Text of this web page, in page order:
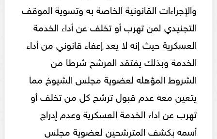
والإجراءات القانونية الخاصة به وتسوية الموقف
التجنيدي لمن تهرب أو تخلف عن أداء الخدمة
العسكرية حيث إنه لا يعد إعفاء قانوني من أداء
الخدمة وبذلك يفتقد المرشح شرطا من
الشروط المؤهله لعضوية مجلس الشيوخ مما
يتعين معه عدم قبول ترشح كل من تخلف أو
تهرب عن اداء الخدمة العسكرية وعدم إدراج
أسمه بكشف المترشحين لعضوية مجلس